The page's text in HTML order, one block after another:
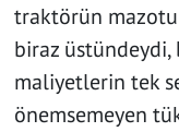
traktörün
biraz üstündeydi,
maliyetlerin tek
önemsemeyen